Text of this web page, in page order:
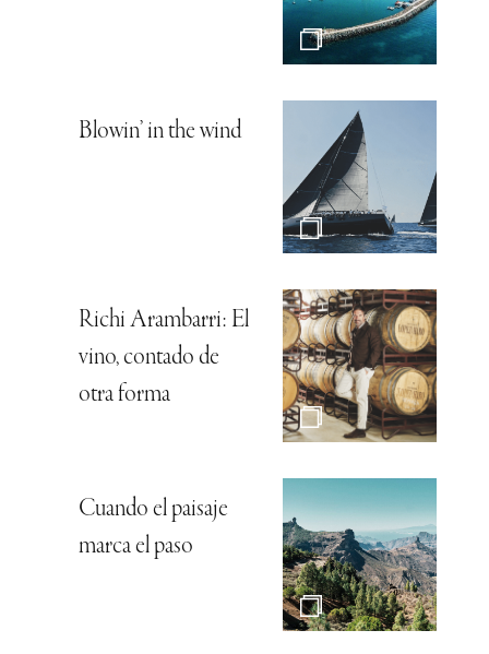
Blowin’ in the wind
Richi Arambarri: El
vino, contado de
otra forma
Cuando el paisaje
marca el paso